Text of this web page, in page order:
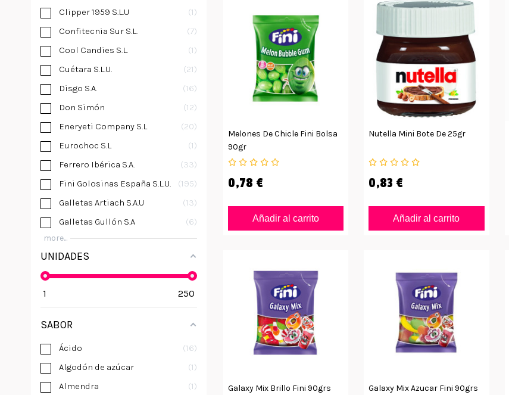
Clipper 1959 S.L.U
1
Confitecnia Sur S.L.
7
Cool Candies S.L.
1
Cuétara S.L.U.
21
Disgo S.A.
16
Don Simón
12
Eneryeti Company S.L
20
Eurochoc S.L
1
Ferrero Ibérica S.A.
33
Fini Golosinas España S.L.U.
195
Galletas Artiach S.A.U
13
Galletas Gullón S.A
6
more...
UNIDADES
1 250
SABOR
Ácido
16
Algodón de azúcar
1
Almendra
1
Melones De Chicle Fini Bolsa
90gr
0,78 €
Añadir al carrito
Nutella Mini Bote De 25gr
0,83 €
Añadir al carrito
Galaxy Mix Brillo Fini 90grs
Galaxy Mix Azucar Fini 90grs